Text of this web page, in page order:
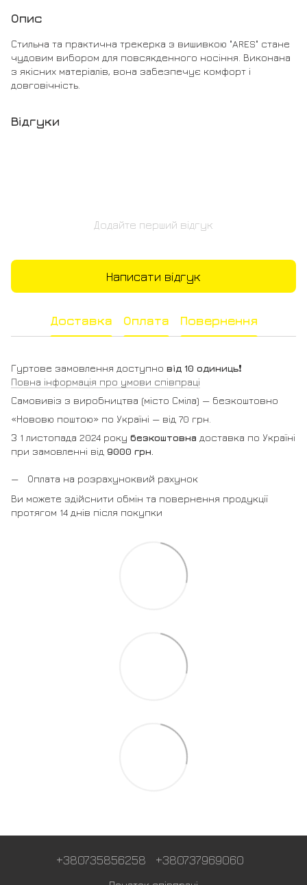
Опис
Стильна та практична трекерка з вишивкою "ARES" стане
чудовим вибором для повсякденного носіння. Виконана
з якісних матеріалів, вона забезпечує комфорт і
довговічність.
Відгуки
Додайте перший відгук
Написати відгук
Доставка Оплата Повернення
Гуртове замовлення доступно від 10 одиниць❗️
Повна інформація про умови співпраці
Самовивіз з виробництва (місто Сміла) — безкоштовно
«Нововю поштою» по Україні — від 70 грн.
З 1 листопада 2024 року безкоштовна доставка по Україні
при замовленні від 9000 грн.
Оплата на розрахуноквий рахунок
Ви можете здійснити обмін та повернення продукції
протягом 14 днів після покупки
+380735856258 +380737969060